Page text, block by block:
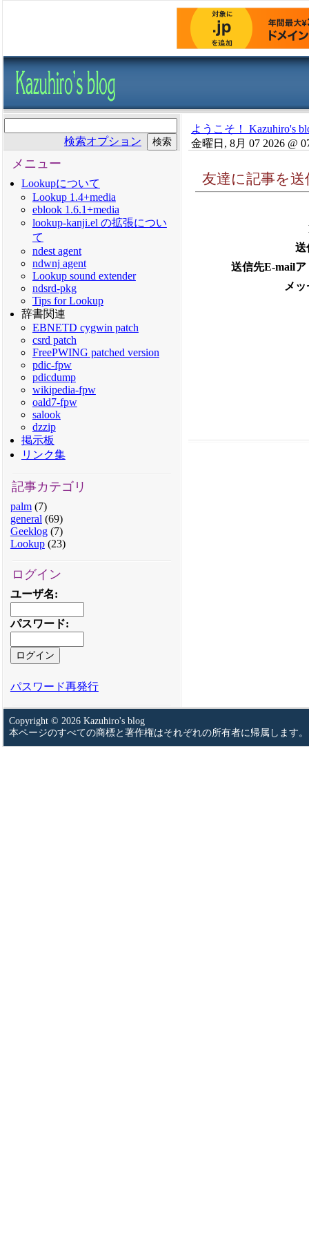
検索オプション
メニュー
Lookupについて
Lookup 1.4+media
eblook 1.6.1+media
lookup-kanji.el の拡張につい
て
ndest agent
ndwnj agent
Lookup sound extender
ndsrd-pkg
Tips for Lookup
辞書関連
EBNETD cygwin patch
csrd patch
FreePWING patched version
pdic-fpw
pdicdump
wikipedia-fpw
oald7-fpw
salook
dzzip
掲示板
リンク集
記事カテゴリ
palm(7)
general (69)
Geeklog(7)
Lookup(23)
ログイン
ユーザ名:
パスワード:
パスワード再発行
ようこそ！ Kazuhiro's
金曜日, 8月 07 2026 @
友達に記事を
送
送信先E-mail
メ
Copyright © 2026 Kazuhiro's blog
本ページのすべての商標と著作権はそれぞれの所有者に帰属します。